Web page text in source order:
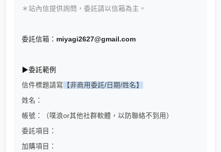
＊站內信提供詢問，委託請以信箱為主。
委託信箱： miyagi2627@gmail.com
▶委託範例
信件標題請寫 【非商用委託/日期/姓名】
姓名：
帳號：（噗浪or其他社群軟體，以防聯絡不到用）
委託項目：
加購項目：